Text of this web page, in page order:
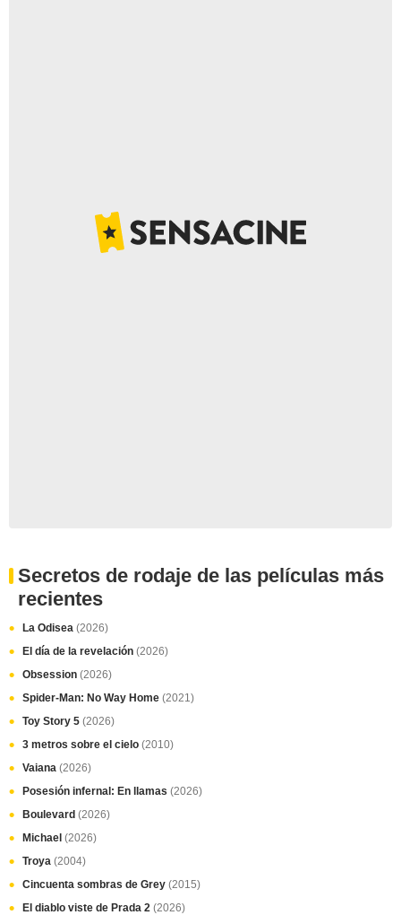
Secretos de rodaje de las películas más
recientes
La Odisea (2026)
El día de la revelación (2026)
Obsession (2026)
Spider-Man: No Way Home (2021)
Toy Story 5 (2026)
3 metros sobre el cielo (2010)
Vaiana (2026)
Posesión infernal: En llamas (2026)
Boulevard (2026)
Michael (2026)
Troya (2004)
Cincuenta sombras de Grey (2015)
El diablo viste de Prada 2 (2026)